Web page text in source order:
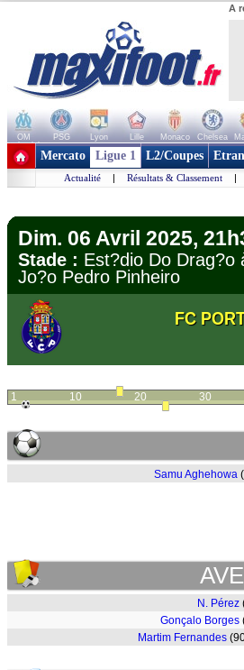
A
OM PSG Lyon Lille Monaco Chelsea
+ de clubs
Mercato Ligue 1 L2/Coupes
Actualité | Résultats & Classement |
Dim. 06 Avril 2025,
Stade : Est?dio Do
Jo?o Pedro Pinheiro
FC
1 10 20 30
Samu Aghehowa
N. Pérez
Gonçalo Borges
Martim Fernandes